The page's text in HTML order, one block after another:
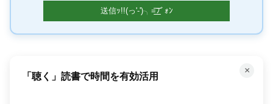
×
「聴く」読書で時間を有効活用